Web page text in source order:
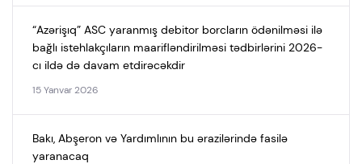
“Azərişıq” ASC yaranmış debitor borcların ödənilməsi ilə
bağlı istehlakçıların maarifləndirilməsi tədbirlərini 2026-
cı ildə də davam etdirəcəkdir
15 Yanvar 2026
Bakı, Abşeron və Yardımlının bu ərazilərində fasilə
yaranacaq